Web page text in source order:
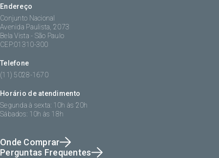
Endereço
Conjunto Nacional
Avenida Paulista, 2073
Bela Vista - São Paulo
CEP:01310-300
Telefone
(11) 5028-1670
Horário de atendimento
Segunda à sexta: 10h às 20h
Sábados: 10h às 18h
Onde Comprar
Perguntas Frequentes